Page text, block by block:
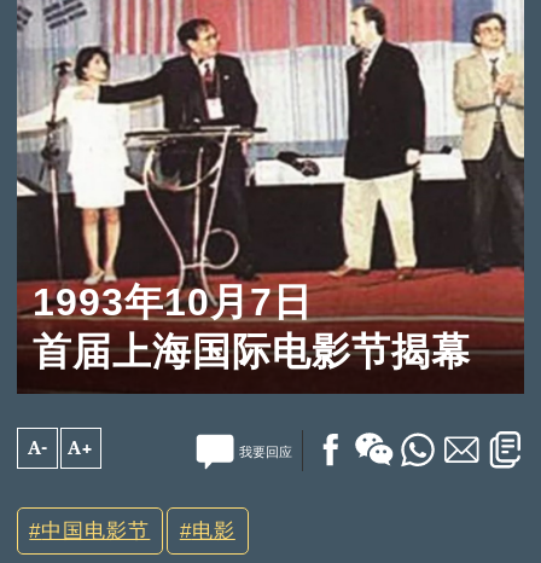
1993年10月7日
首届上海国际电影节揭幕
A- A+ 我要回应
中国电影节 电影